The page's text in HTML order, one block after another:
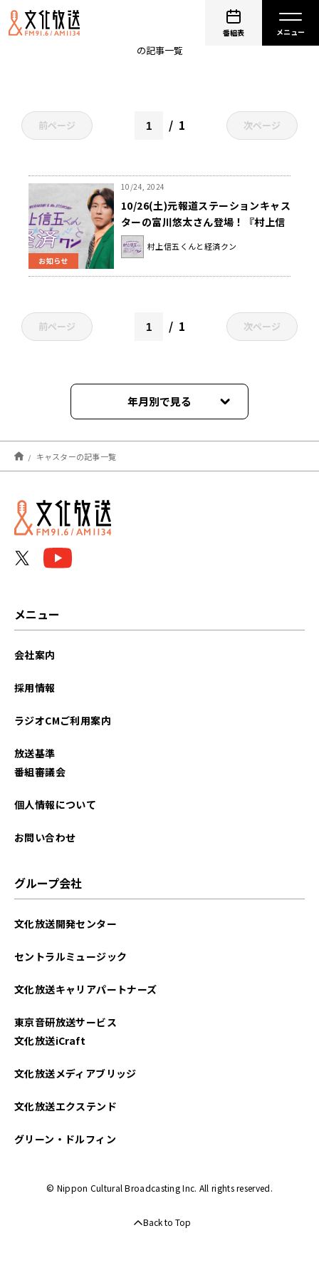
番組表
の記事一覧
前ページ 1 次ページ
お知らせ
10/24, 2024
10/26(土)元報道ステーションキャス
ターの富川悠太さん登場！『村上信
五くんと経済クン』
村上信五くんと経済クン
前ページ 1 次ページ
年月別で見る
2024年10月
2024年09月
2024年03月
キャスターの記事一覧
メニュー
会社案内
採用情報
ラジオCMご利用案内
放送基準
番組審議会
個人情報について
お問い合わせ
グループ会社
文化放送開発センター
セントラルミュージック
文化放送キャリアパートナーズ
東京音研放送サービス
文化放送iCraft
文化放送メディアブリッジ
文化放送エクステンド
グリーン・ドルフィン
© Nippon Cultural Broadcasting Inc. All rights reserved.
Back to Top